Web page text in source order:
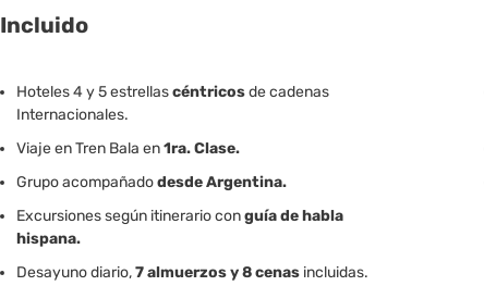
Incluido
Hoteles 4 y 5 estrellascéntricosde cadenas
Internacionales.
Viaje en Tren Bala en1ra. Clase.
Grupo acompañadodesde Argentina.
Excursiones según itinerario conguía de habla
hispana.
Desayuno diario,7 almuerzos y 8 cenasincluidas.